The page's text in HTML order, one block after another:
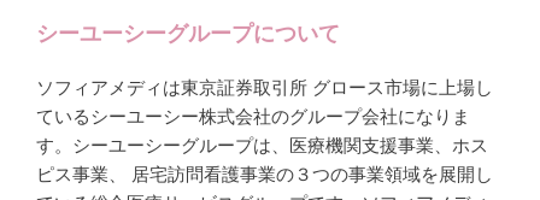
シーユーシーグループについて
ソフィアメディは東京証券取引所 グロース市場に上場し
ているシーユーシー株式会社のグループ会社になりま
す。シーユーシーグループは、医療機関支援事業、ホス
ピス事業、 居宅訪問看護事業の３つの事業領域を展開し